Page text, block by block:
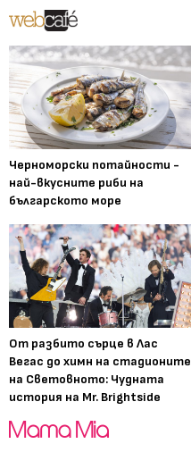
Черноморски потайности -
най-вкусните риби на
българското море
От разбито сърце в Лас
Вегас до химн на стадионите
на Световното: Чудната
история на Mr. Brightside